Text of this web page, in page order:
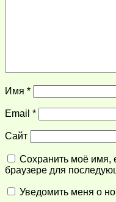
Имя *
Email *
Сайт
Сохранить моё имя,
браузере для
Уведомить меня о